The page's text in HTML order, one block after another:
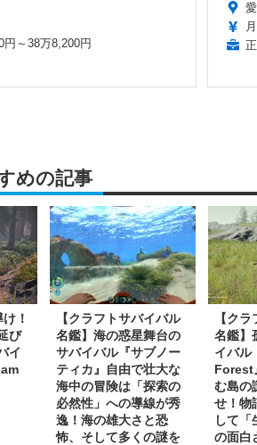
円～38万8,200円
めの記事
！
び
イ
【クラフトサバイバル
名鑑】海の惑星舞台の
サバイバル『サブノー
ティカ』自由で壮大な
海中の冒険は「探索の
必然性」への導線が秀
逸！海の雄大さと恐
怖、そして多くの謎を
【ク
名鑑】
イバル
Forest
む島の
せ！物
して「
の面白